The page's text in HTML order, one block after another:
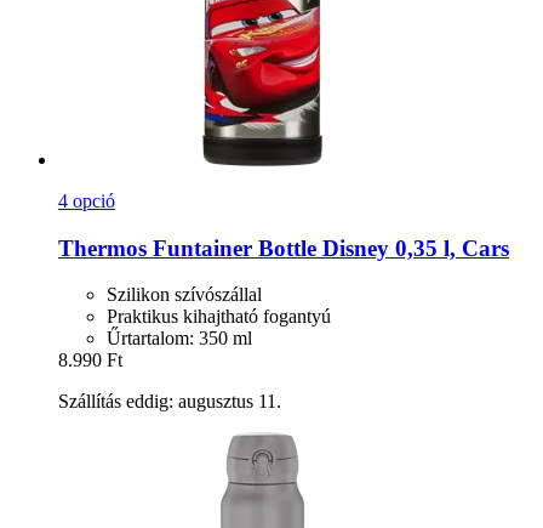
4 opció
Thermos Funtainer Bottle Disney 0,35 l, Cars
Szilikon szívószállal
Praktikus kihajtható fogantyú
Űrtartalom: 350 ml
8.990 Ft
Szállítás eddig: augusztus 11.